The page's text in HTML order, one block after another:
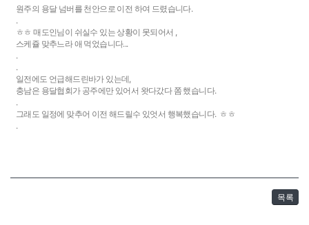
원주의 용달 넘버를 천안으로 이전 하여 드렸습니다.
.
ㅎㅎ 매도인님이 쉬실수 있는 상황이 못되어서 ,
스케쥴 맞추느라 애 먹었습니다...
.
.
일전에도 언급해드린바가 있는데,
충남은 용달협회가 공주에만 있어서 왓다갔다 쫌 했습니다.
.
그래도 일정에 맞추어 이전 해드릴수 있엇서 행복했습니다. ㅎㅎ
.
목록